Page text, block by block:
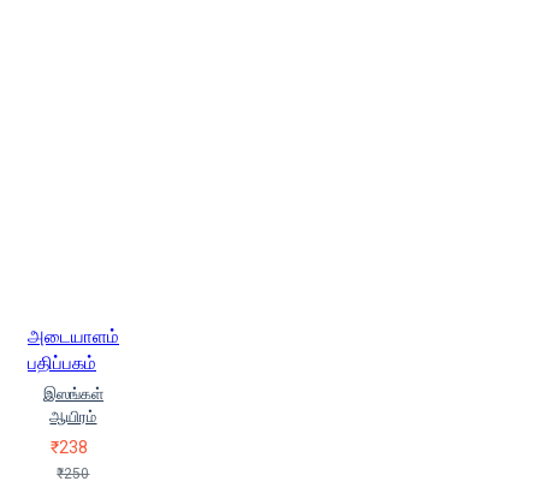
அடையாளம்
பதிப்பகம்
இஸங்கள்
ஆயிரம்
₹238
₹250